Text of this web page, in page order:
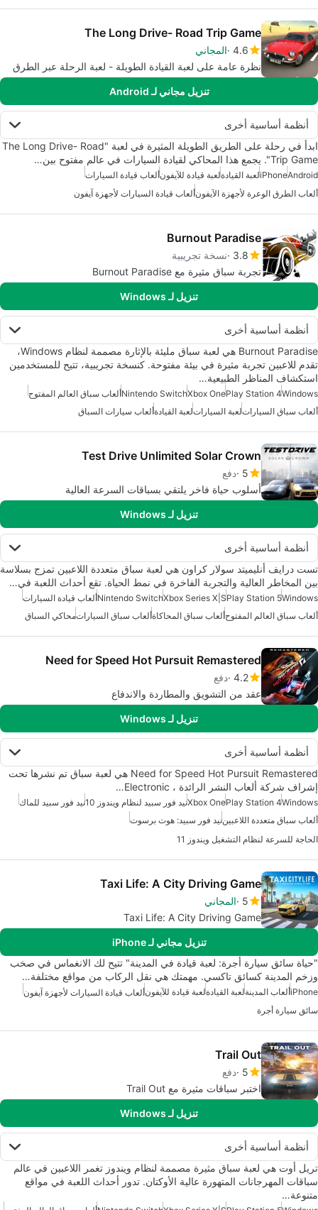
The Long Drive- Road Trip Game
4.6 المجاني
نظرة عامة على لعبة القيادة الطويلة - لعبة الرحلة عبر الطرق
تنزيل مجاني لـ Android
أنظمة أساسية أخرى
ابدأ في رحلة على الطريق الطويلة المثيرة في لعبة "The Long Drive- Road
Trip Game". يجمع هذا المحاكي لقيادة السيارات في عالم مفتوح بين…
Android
iPhoneلعبة القيادةلعبة قيادة للآيفونألعاب قيادة السيارات
ألعاب الطرق الوعرة لأجهزة الآيفونألعاب قيادة السيارات لأجهزة آيفون
Burnout Paradise
3.8 نسخة تجريبية
تجربة سباق مثيرة مع Burnout Paradise
تنزيل لـ Windows
أنظمة أساسية أخرى
Burnout Paradise هي لعبة سباق مليئة بالإثارة مصممة لنظام Windows،
تقدم للاعبين تجربة مثيرة في بيئة مفتوحة. كنسخة تجريبية، تتيح للمستخدمين
استكشاف المناظر الطبيعية…
Windows
Play Station 4
Xbox One
Nintendo Switchألعاب سباق العالم المفتوح
ألعاب سباق السياراتلعبة السياراتلعبة القيادةألعاب سيارات السباق
Test Drive Unlimited Solar Crown
5 دفع
أسلوب حياة فاخر يلتقي بسباقات السرعة العالية
تنزيل لـ Windows
أنظمة أساسية أخرى
تست درايف أنليميتد سولار كراون هي لعبة سباق متعددة اللاعبين تمزج بسلاسة
بين المخاطر العالية والتجربة الفاخرة في نمط الحياة. تقع أحداث اللعبة في…
Windows
Play Station 5
Xbox Series X|S
Nintendo Switchألعاب قيادة السيارات
ألعاب سباق العالم المفتوحألعاب سباق المحاكاةألعاب سباق السياراتمحاكي السباق
Need for Speed Hot Pursuit Remastered
4.2 دفع
عقد من التشويق والمطاردة والاندفاع
تنزيل لـ Windows
أنظمة أساسية أخرى
Need for Speed Hot Pursuit Remastered هي لعبة سباق تم نشرها تحت
إشراف شركة ألعاب النشر الرائدة ، Electronic…
Windows
Play Station 4
Xbox Oneنيد فور سبيد لنظام ويندوز 10
نيد فور سبيد للماك
ألعاب سباق متعددة اللاعبيننيد فور سبيد: هوت برسوت
الحاجة للسرعة لنظام التشغيل ويندوز 11
Taxi Life: A City Driving Game
5 المجاني
Taxi Life: A City Driving Game
تنزيل مجاني لـ iPhone
"حياة سائق سيارة أجرة: لعبة قيادة في المدينة" تتيح لك الانغماس في صخب
وزخم المدينة كسائق تاكسي. مهمتك هي نقل الركاب من مواقع مختلفة…
iPhoneألعاب المدينةلعبة القيادةلعبة قيادة للآيفونألعاب قيادة السيارات لأجهزة آيفون
سائق سيارة أجرة
Trail Out
5 دفع
اختبر سباقات مثيرة مع Trail Out
تنزيل لـ Windows
أنظمة أساسية أخرى
تريل أوت هي لعبة سباق مثيرة مصممة لنظام ويندوز تغمر اللاعبين في عالم
سباقات المهرجانات المتهورة عالية الأوكتان. تدور أحداث اللعبة في مواقع
متنوعة…